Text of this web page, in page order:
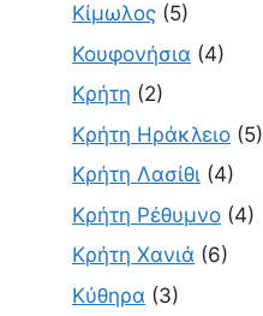
Κίμωλος (5)
Κουφονήσια (4)
Κρήτη (2)
Κρήτη Ηράκλειο (5)
Κρήτη Λασίθι (4)
Κρήτη Ρέθυμνο (4)
Κρήτη Χανιά (6)
Κύθηρα (3)